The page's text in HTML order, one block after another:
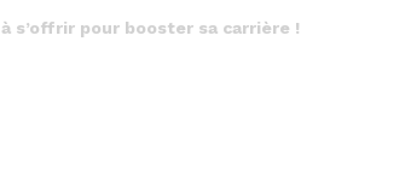
s’offrir pour booster sa carrière !